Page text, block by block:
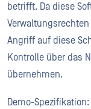
betrifft. Da diese
Angriff auf diese
Kontrolle über das
übernehmen.
Demo-Spezifikation: